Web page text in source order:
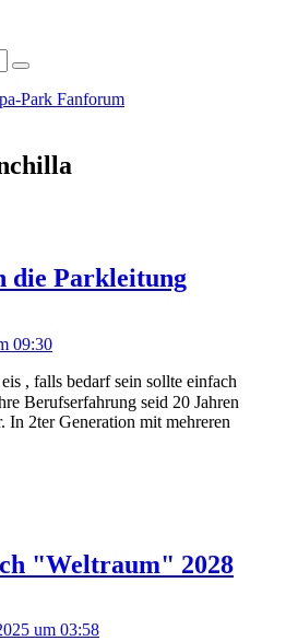
Park Fanforum
die Parkleitung
09:30
, falls bedarf sein sollte einfach
Berufserfahrung seid 20 Jahren
In 2ter Generation mit mehreren
"Weltraum" 2028
um 03:58